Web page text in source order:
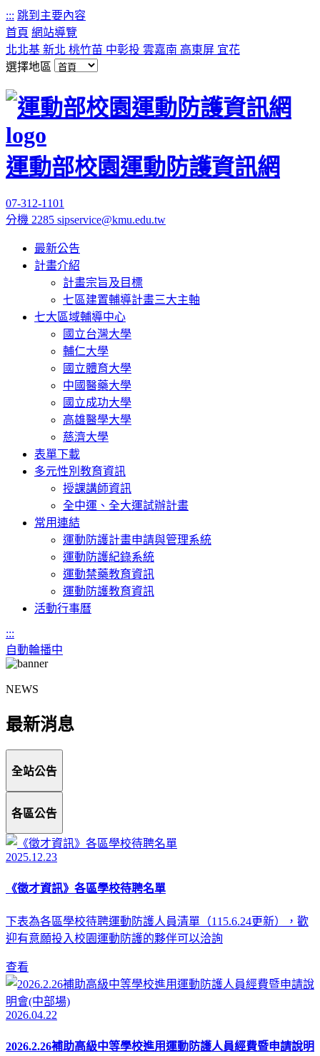
::: 跳到主要內容
首頁 網站導覽
北北基 新北 桃竹苗 中彰投 雲嘉南 高東屏 宜花
選擇地區
運動部校園運動防護資訊網
07-312-1101
分機 2285 sipservice@kmu.edu.tw
最新公告
計畫介紹
計畫宗旨及目標
七區建置輔導計畫三大主軸
七大區域輔導中心
國立台灣大學
輔仁大學
國立體育大學
中國醫藥大學
國立成功大學
高雄醫學大學
慈濟大學
表單下載
多元性別教育資訊
授課講師資訊
全中運、全大運試辦計畫
常用連結
運動防護計畫申請與管理系統
運動防護紀錄系統
運動禁藥教育資訊
運動防護教育資訊
活動行事曆
:::
自動輪播中
NEWS
最新消息
全站公告
各區公告
2025.12.23
《徵才資訊》各區學校待聘名單
下表為各區學校待聘運動防護人員清單（115.6.24更新），歡
迎有意願投入校園運動防護的夥伴可以洽詢
查看
2026.04.22
2026.2.26補助高級中等學校進用運動防護人員經費暨申請說明